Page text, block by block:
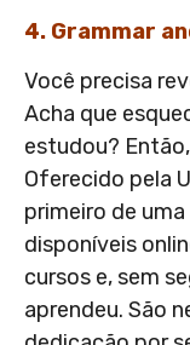
4. Grammar
Você precisa
Acha que
estudou?
Oferecido pela
primeiro de
disponíveis
cursos e, sem
aprendeu. São